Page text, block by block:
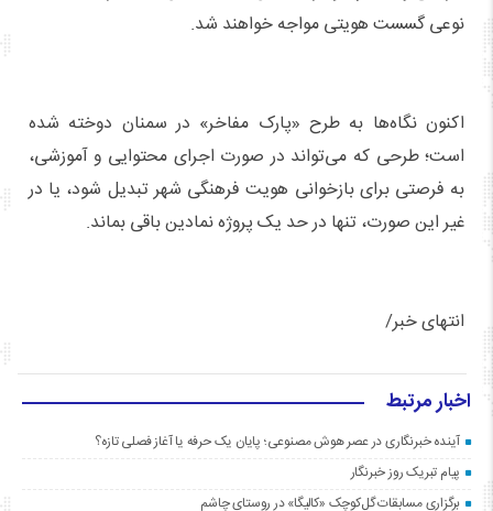
نوعی گسست هویتی مواجه خواهند شد.
اکنون نگاه‌ها به طرح «پارک مفاخر» در سمنان دوخته شده
است؛ طرحی که می‌تواند در صورت اجرای محتوایی و آموزشی،
به فرصتی برای بازخوانی هویت فرهنگی شهر تبدیل شود، یا در
غیر این صورت، تنها در حد یک پروژه نمادین باقی بماند.
انتهای خبر/
اخبار مرتبط
آینده خبرنگاری در عصر هوش مصنوعی؛ پایان یک حرفه یا آغاز فصلی تازه؟
پیام تبریک روز خبرنگار
برگزاری مسابقات گل‌کوچک «کالیگا» در روستای چاشم